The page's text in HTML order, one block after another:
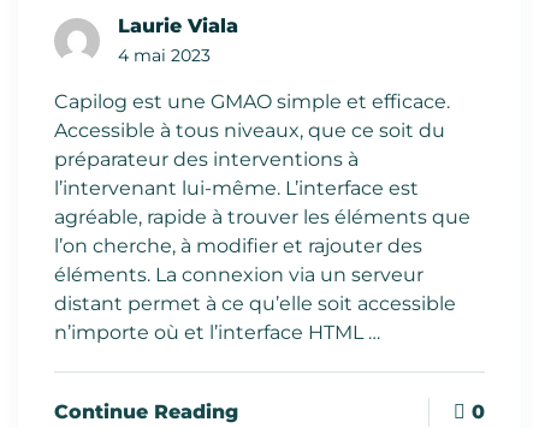
Laurie Viala
4 mai 2023
Capilog est une GMAO simple et efficace.
Accessible à tous niveaux, que ce soit du
préparateur des interventions à
l’intervenant lui-même. L’interface est
agréable, rapide à trouver les éléments que
l’on cherche, à modifier et rajouter des
éléments. La connexion via un serveur
distant permet à ce qu’elle soit accessible
n’importe où et l’interface HTML …
Continue Reading 0